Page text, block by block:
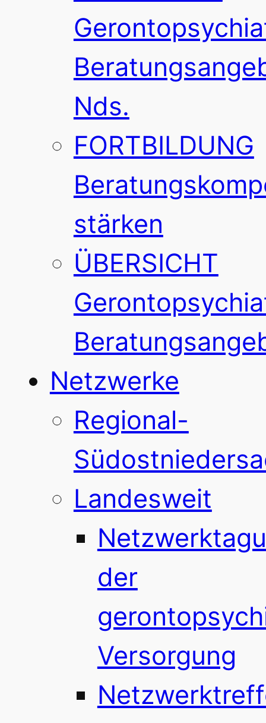
Nds.
FORTBILDUNG
stärken
ÜBERSICHT
Netzwerke
Regional-
Landesweit
der
Versorgung